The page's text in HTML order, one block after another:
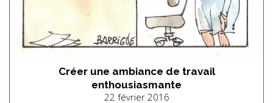
Créer une ambiance de travail
enthousiasmante
22 février 2016